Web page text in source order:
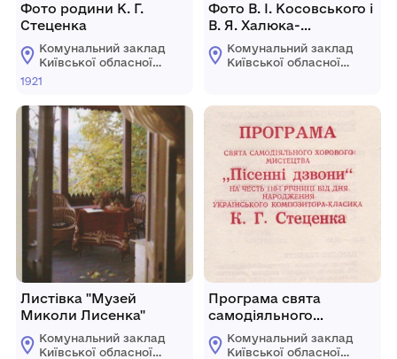
Фото родини К. Г.
Стеценка
Комунальний заклад
Київської обласної
ради "Меморіальний
Стеценка"
1921
Листівка "Музей
Миколи Лисенка"
Комунальний заклад
Київської обласної
Фото В. І. Косовського і
В. Я. Халюка-
політв'язнів 30-50р.р.
Комунальний заклад
Київської обласної
Стеценка"
Програма свята
самодіяльного
хорового мистецтва
"Пісенні дзвони"
Комунальний заклад
Київської обласної